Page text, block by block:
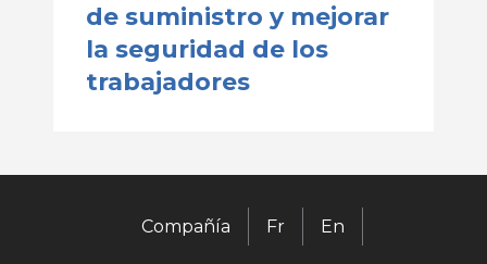
de suministro y mejorar
la seguridad de los
trabajadores
Compañía Fr En